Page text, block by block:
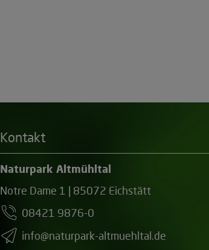
Kontakt
Naturpark Altmühltal
Notre Dame 1 | 85072 Eichstätt
08421 9876-0
info@naturpark-altmuehltal.de